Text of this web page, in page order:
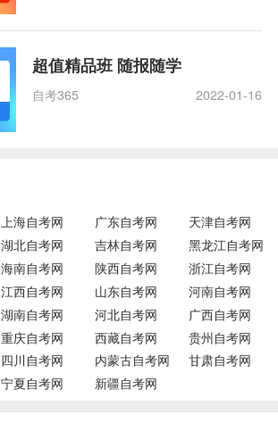
超值精品班 随报随学
自考365 2022-01-16
上海自考网 广东自考网
天津自考网
湖北自考网 吉林自考网
黑龙江自考网
海南自考网 陕西自考网
浙江自考网
江西自考网 山东自考网
河南自考网
湖南自考网 河北自考网
广西自考网
重庆自考网 西藏自考网
贵州自考网
四川自考网 内蒙古自考网
甘肃自考网
宁夏自考网 新疆自考网